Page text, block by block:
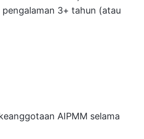
3+ tahun (atau
AIPMM selama